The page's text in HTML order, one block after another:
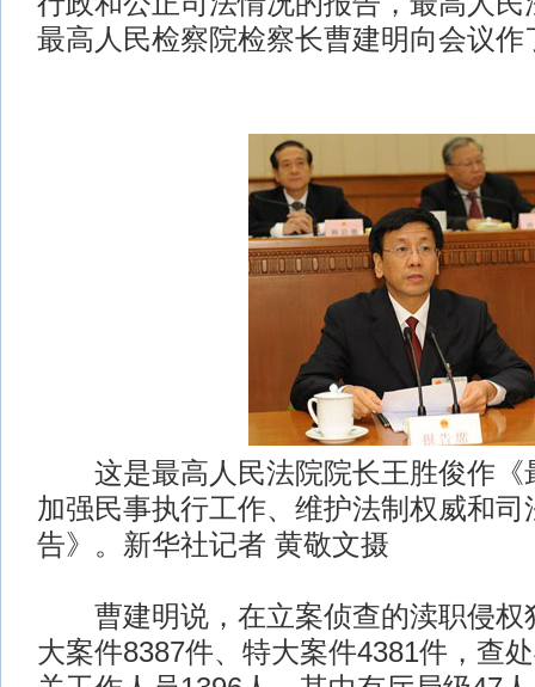
最高人民检察院检察长曹建明向会议作
这是最高人民法院院长王胜俊作《
加强民事执行工作、维护法制权威和司
告》。新华社记者 黄敬文摄
曹建明说，在立案侦查的渎职侵权
大案件8387件、特大案件4381件，查